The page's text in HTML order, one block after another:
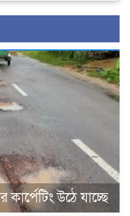
উঠে যাচ্ছে